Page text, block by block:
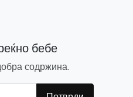
бебе
содржина.